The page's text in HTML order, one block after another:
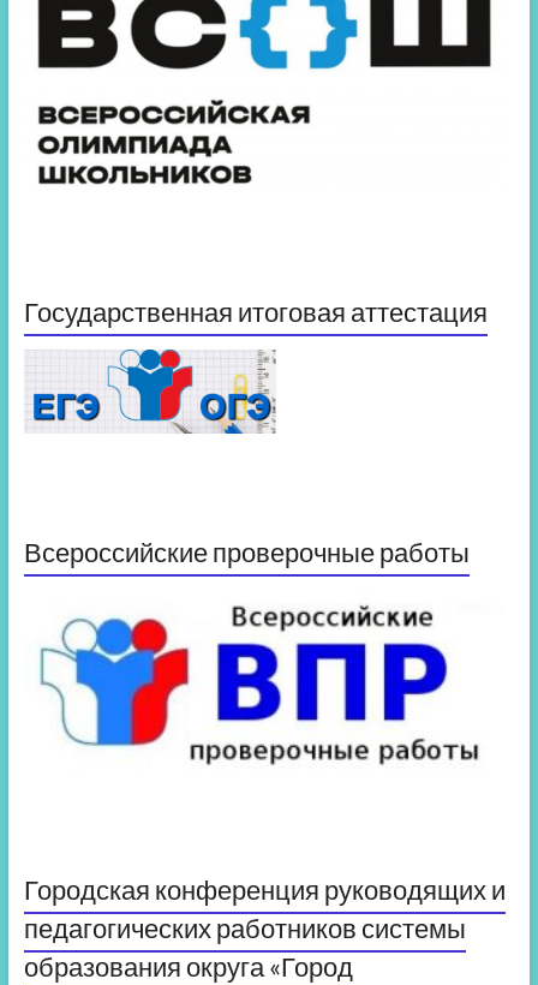
Государственная итоговая аттестация
Всероссийские проверочные работы
Городская конференция руководящих и
педагогических работников системы
образования округа «Город